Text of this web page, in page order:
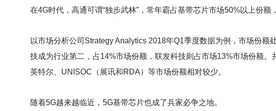
在4G时代，高通可谓“独步武林”，常年霸占基带芯片市场50%以上份额
以市场分析公司Strategy Analytics 2018年Q1季度数据为例，市场份
技成为行业第二，占14%市场份额，联发科技则占市场13%市场份额
英特尔、UNISOC（展讯和RDA）等市场份额相对较少。
随着5G越来越临近，5G基带芯片也成了兵家必争之地。